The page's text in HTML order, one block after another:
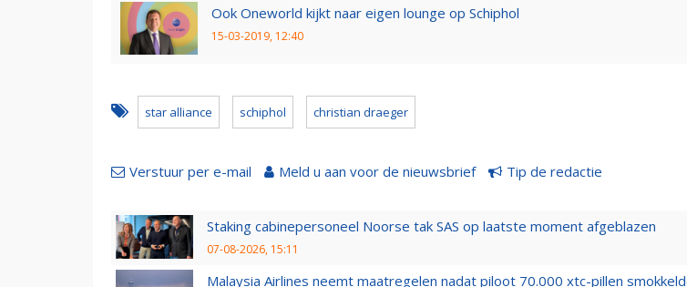
Ook Oneworld kijkt naar eigen lounge op Schiphol
15-03-2019, 12:40
star alliance schiphol christian draeger
Verstuur per e-mail Meld u aan voor de nieuwsbrief Tip de redactie
Staking cabinepersoneel Noorse tak SAS op laatste moment afgeblazen
07-08-2026, 15:11
Malaysia Airlines neemt maatregelen nadat piloot 70.000 xtc-pillen